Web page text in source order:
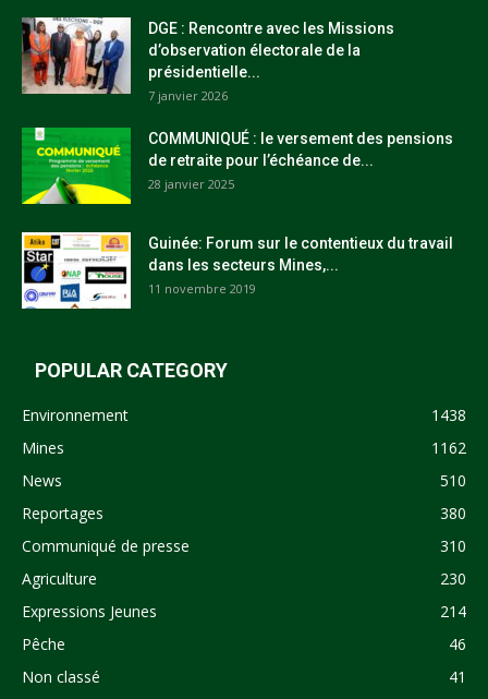
DGE : Rencontre avec les Missions
d’observation électorale de la
présidentielle...
7 janvier 2026
COMMUNIQUÉ : le versement des pensions
de retraite pour l’échéance de...
28 janvier 2025
Guinée: Forum sur le contentieux du travail
dans les secteurs Mines,...
11 novembre 2019
POPULAR CATEGORY
Environnement
1438
Mines
1162
News
510
Reportages
380
Communiqué de presse
310
Agriculture
230
Expressions Jeunes
214
Pêche
46
Non classé
41